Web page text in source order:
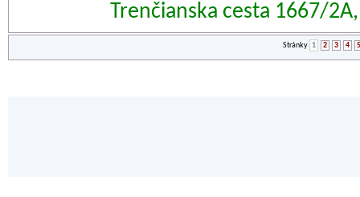
Trenčianska cesta 1667/
Stránky 1 2 3 4 5